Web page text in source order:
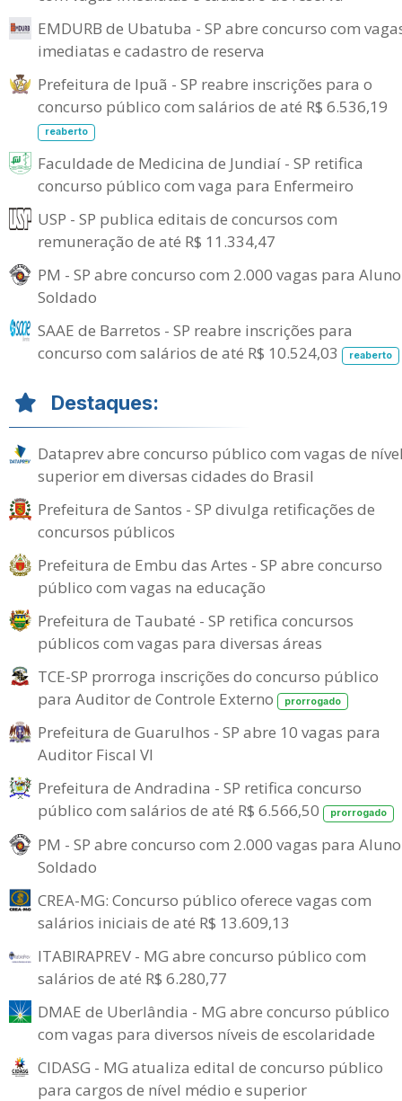
EMDURB de Ubatuba - SP abre concurso com
imediatas e cadastro de reserva
Prefeitura de Ipuã - SP reabre inscrições para o
concurso público com salários de até R$ 6.536,19
reaberto
Faculdade de Medicina de Jundiaí - SP retifica
concurso público com vaga para Enfermeiro
USP - SP publica editais de concursos com
remuneração de até R$ 11.334,47
PM - SP abre concurso com 2.000 vagas para
Soldado
SAAE de Barretos - SP reabre inscrições para
concurso com salários de até R$ 10.524,03
reaberto
Destaques:
Dataprev abre concurso público com vagas de
superior em diversas cidades do Brasil
Prefeitura de Santos - SP divulga retificações de
concursos públicos
Prefeitura de Embu das Artes - SP abre concurso
público com vagas na educação
Prefeitura de Taubaté - SP retifica concursos
públicos com vagas para diversas áreas
TCE-SP prorroga inscrições do concurso público
para Auditor de Controle Externo
prorrogado
Prefeitura de Guarulhos - SP abre 10 vagas para
Auditor Fiscal VI
Prefeitura de Andradina - SP retifica concurso
público com salários de até R$ 6.566,50
prorrogado
PM - SP abre concurso com 2.000 vagas para
Soldado
CREA-MG: Concurso público oferece vagas com
salários iniciais de até R$ 13.609,13
ITABIRAPREV - MG abre concurso público com
salários de até R$ 6.280,77
DMAE de Uberlândia - MG abre concurso público
com vagas para diversos níveis de escolaridade
CIDASG - MG atualiza edital de concurso público
para cargos de nível médio e superior